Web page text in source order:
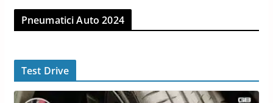
Pneumatici Auto 2024
Test Drive